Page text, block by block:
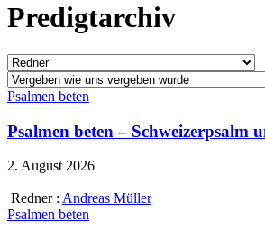
Predigtarchiv
Psalmen beten
Psalmen beten – Schweizerpsalm
2. August 2026
Redner : Andreas Müller
Psalmen beten